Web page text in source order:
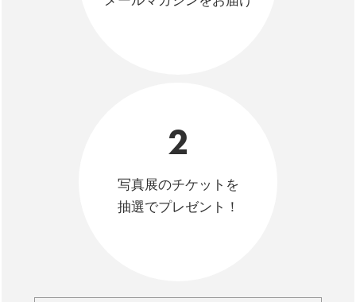
2
写真展のチケットを
抽選でプレゼント！